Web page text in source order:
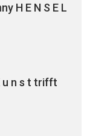
H E N S E L
u n s t trifft